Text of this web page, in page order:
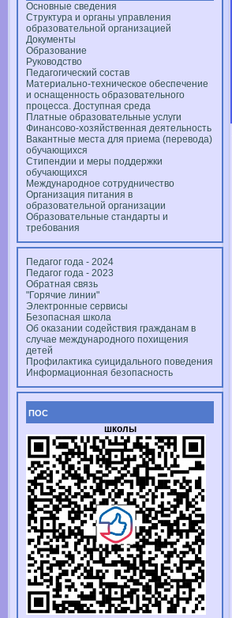
Основные сведения
Структура и органы управления
образовательной организацией
Документы
Образование
Руководство
Педагогический состав
Материально-техническое обеспечение
и оснащенность образовательного
процесса. Доступная среда
Платные образовательные услуги
Финансово-хозяйственная деятельность
Вакантные места для приема (перевода)
обучающихся
Стипендии и меры поддержки
обучающихся
Международное сотрудничество
Организация питания в
образовательной организации
Образовательные стандарты и
требования
Педагог года - 2024
Педагог года - 2023
Обратная связь
"Горячие линии"
Электронные сервисы
Безопасная школа
Об оказании содействия гражданам в
случае международного похищения
детей
Профилактика суицидального поведения
Информационная безопасность
ПОС
школы